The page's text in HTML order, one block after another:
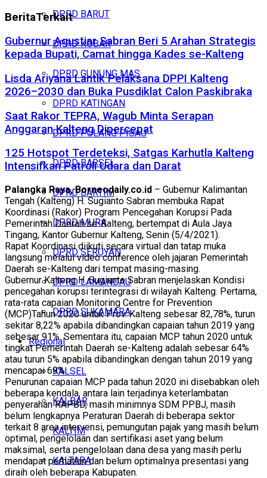
DPRD BARUT
DPRD KOBAR
DPRD GUNUNG MAS
DPRD KATINGAN
DPRD PULANG PISAU
DPRD BARSEL
DPRD BARTIM
DPRD MURA
DPRD SERUYAN
DPRD LAMANDAU
DPRD SUKAMARA
Regional
KALSEL
KALBAR
KALTIM
KALTARA
BeritaTerkait
Gubernur Agustiar Sabran Beri 5 Arahan Strategis
kepada Bupati, Camat hingga Kades se-Kalteng
Lisda Ariyana Lantik Pelaksana DPPI Kalteng
2026–2030 dan Buka Pusdiklat Calon Paskibraka
Saat Rakor TEPRA, Wagub Minta Serapan
Anggaran Kalteng Dipercepat
125 Hotspot Terdeteksi, Satgas Karhutla Kalteng
Intensifkan Patroli Udara dan Darat
Palangka Raya, Borneodaily.co.id – Gubernur Kalimantan
Tengah (Kalteng) H. Sugianto Sabran membuka Rapat
Koordinasi (Rakor) Program Pencegahan Korupsi Pada
Pemerintah Daerah se-Kalteng, bertempat di Aula Jaya
Tingang, Kantor Gubernur Kalteng, Senin (5/4/2021).
Rapat Koordinasi diikuti secara virtual dan tatap muka
langsung melalui video conference oleh jajaran Pemerintah
Daerah se-Kalteng dari tempat masing-masing.
Gubernur Kalteng H. Sugianto Sabran menjelaskan Kondisi
pencegahan korupsi terintegrasi di wilayah Kalteng. Pertama,
rata-rata capaian Monitoring Centre for Prevention
(MCP)Tahun 2020 untuk Prov. Kalteng sebesar 82,78%, turun
sekitar 8,22% apabila dibandingkan capaian tahun 2019 yang
sebesar 91%. Sementara itu, capaian MCP tahun 2020 untuk
tingkat Pemerintah Daerah se-Kalteng adalah sebesar 64%
atau turun 5% apabila dibandingkan dengan tahun 2019 yang
mencapai 69%.
Penurunan capaian MCP pada tahun 2020 ini disebabkan oleh
beberapa kendala, antara lain terjadinya keterlambatan
penyerahan RAPBD, masih minimnya SDM PPBJ, masih
belum lengkapnya Peraturan Daerah di beberapa sektor
terkait 8 area intervensi, pemungutan pajak yang masih belum
optimal, pengelolaan dan sertifikasi aset yang belum
maksimal, serta pengelolaan dana desa yang masih perlu
mendapat perhatian dan belum optimalnya presentasi yang
diraih oleh beberapa Kabupaten.